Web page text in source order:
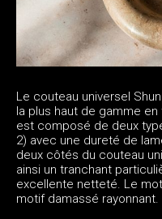
Le couteau universel
la plus haut de gamme
est composé de deux
2) avec une dureté de
deux côtés du couteau
ainsi un tranchant
excellente netteté. Le
motif damassé rayonnant.